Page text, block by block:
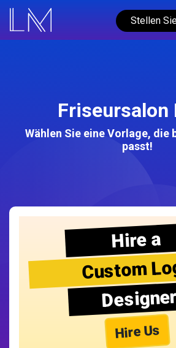
Stellen
Friseursalon
Wählen Sie eine Vorlage, die
passt!
Hire a
Custom
Designer
Hire Us